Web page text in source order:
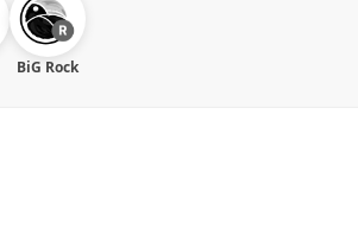
BiG Rock